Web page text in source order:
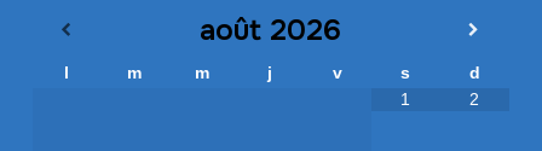
août 2026
l m m j v s
d
1
2